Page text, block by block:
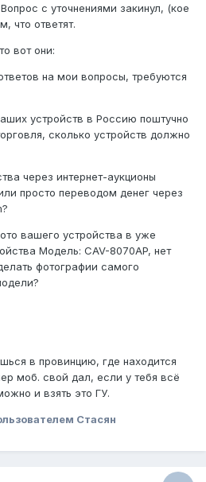
с уточнениями закинул, (кое
что ответят.
вот они:
на мои вопросы, требуются
устройств в Россию поштучно
сколько устройств должно
через интернет-аукционы
просто переводом денег через
вашего устройства в уже
Модель: CAV-8070AP, нет
фотографии самого
в провинцию, где находится
моб. свой дал, если у тебя всё
и взять это ГУ.
Стасян